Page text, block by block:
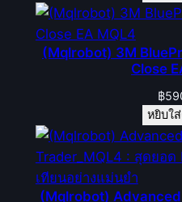
(Mqlrobot) 3M
Close
฿
หยิบใ
(Mqlrobot)